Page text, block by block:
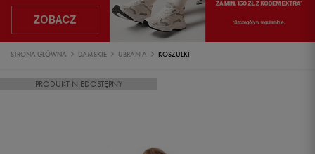
STRONA GŁÓWNA DAMSKIE UBRANIA KOSZULKI
PRODUKT NIEDOSTĘPNY